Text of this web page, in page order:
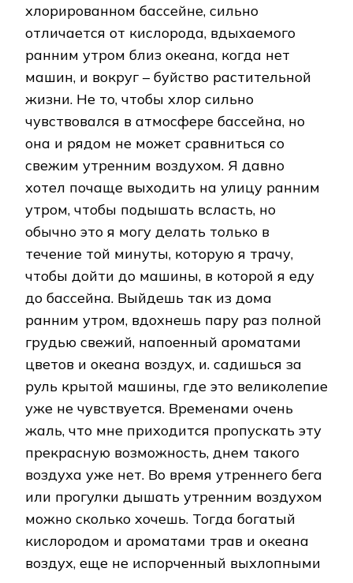
хлорированном бассейне, сильно
отличается от кислорода, вдыхаемого
ранним утром близ океана, когда нет
машин, и вокруг – буйство растительной
жизни. Не то, чтобы хлор сильно
чувствовался в атмосфере бассейна, но
она и рядом не может сравниться со
свежим утренним воздухом. Я давно
хотел почаще выходить на улицу ранним
утром, чтобы подышать всласть, но
обычно это я могу делать только в
течение той минуты, которую я трачу,
чтобы дойти до машины, в которой я еду
до бассейна. Выйдешь так из дома
ранним утром, вдохнешь пару раз полной
грудью свежий, напоенный ароматами
цветов и океана воздух, и. садишься за
руль крытой машины, где это великолепие
уже не чувствуется. Временами очень
жаль, что мне приходится пропускать эту
прекрасную возможность, днем такого
воздуха уже нет. Во время утреннего бега
или прогулки дышать утренним воздухом
можно сколько хочешь. Тогда богатый
кислородом и ароматами трав и океана
воздух, еще не испорченный выхлопными